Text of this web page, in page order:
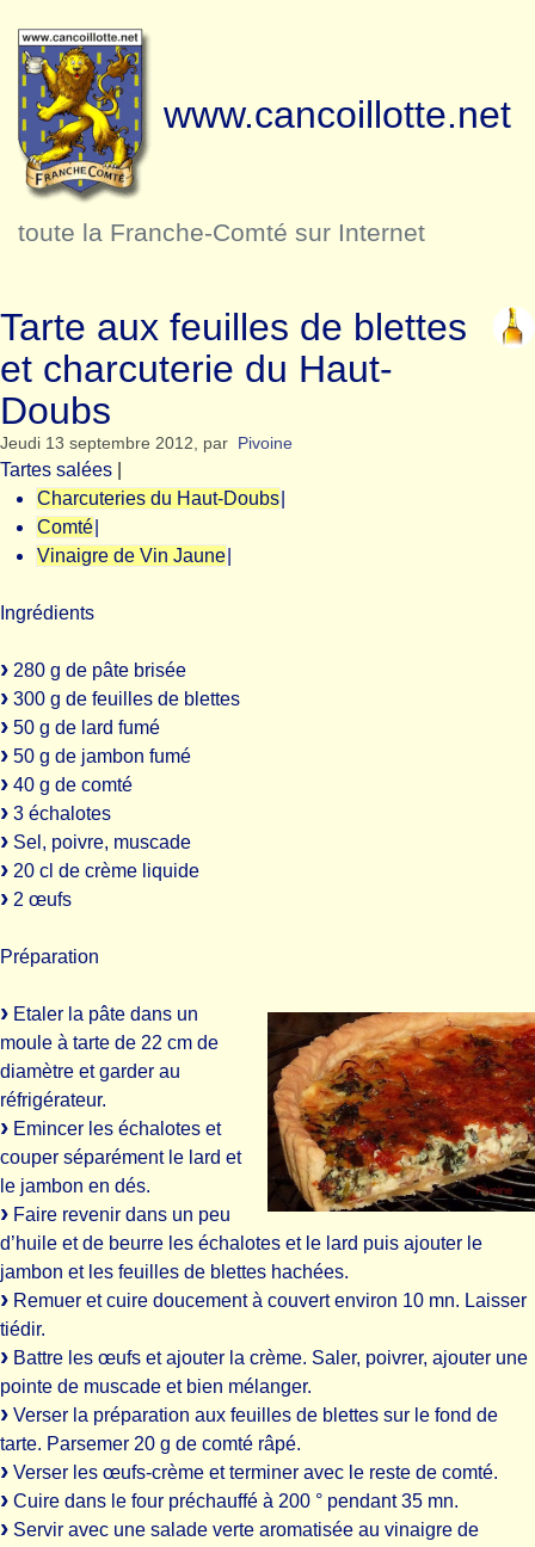
www.cancoillotte.net
toute la Franche-Comté sur Internet
Tarte aux feuilles de blettes
et charcuterie du Haut-
Doubs
Jeudi 13 septembre 2012, par Pivoine
Tartes salées
Charcuteries du Haut-Doubs
Comté
Vinaigre de Vin Jaune
Ingrédients
280 g de pâte brisée
300 g de feuilles de blettes
50 g de lard fumé
50 g de jambon fumé
40 g de comté
3 échalotes
Sel, poivre, muscade
20 cl de crème liquide
2 œufs
Préparation
Etaler la pâte dans un
moule à tarte de 22 cm de
diamètre et garder au
réfrigérateur.
Emincer les échalotes et
couper séparément le lard et
le jambon en dés.
Faire revenir dans un peu
d’huile et de beurre les échalotes et le lard puis ajouter le
jambon et les feuilles de blettes hachées.
Remuer et cuire doucement à couvert environ 10 mn. Laisser
tiédir.
Battre les œufs et ajouter la crème. Saler, poivrer, ajouter une
pointe de muscade et bien mélanger.
Verser la préparation aux feuilles de blettes sur le fond de
tarte. Parsemer 20 g de comté râpé.
Verser les œufs-crème et terminer avec le reste de comté.
Cuire dans le four préchauffé à 200 ° pendant 35 mn.
Servir avec une salade verte aromatisée au vinaigre de